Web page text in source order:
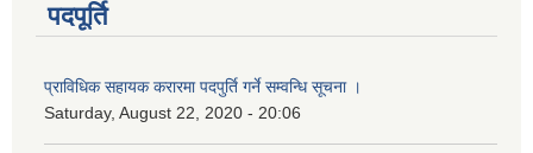
पदपूर्ति
प्राविधिक सहायक करारमा पदपुर्ति गर्ने सम्वन्धि सूचना ।
Saturday, August 22, 2020 - 20:06